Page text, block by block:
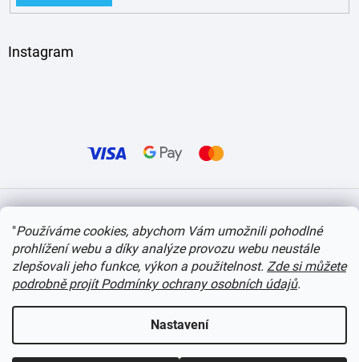
"Používáme cookies, abychom Vám umožnili pohodlné
prohlížení webu a díky analýze provozu webu neustále
zlepšovali jeho funkce, výkon a použitelnost. Zde si můžete
podrobně projít Podmínky ochrany osobních údajů.
Nastavení
Instagram
Copyright 2026itvlaky.cz . Všechna práva vyhrazena. Upravit nastavení cookies